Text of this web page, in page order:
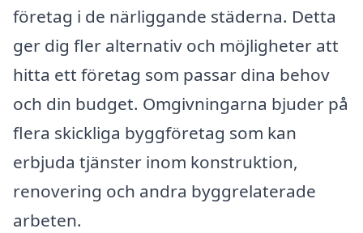
företag i de närliggande städerna. Detta
ger dig fler alternativ och möjligheter att
hitta ett företag som passar dina behov
och din budget. Omgivningarna bjuder på
flera skickliga byggföretag som kan
erbjuda tjänster inom konstruktion,
renovering och andra byggrelaterade
arbeten.